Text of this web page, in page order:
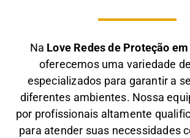
Na Love Redes de Proteção
oferecemos uma variedade
especializados para garantir a
diferentes ambientes. Nossa
por profissionais altamente
para atender suas necessidades